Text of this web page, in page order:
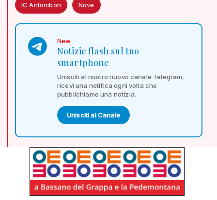
IC Antonibon Nove
New
Notizie flash sul tuo
smartphone
Unisciti al nostro nuovo canale Telegram,
ricevi una notifica ogni volta che
pubblichiamo una notizia.
Unisciti al Canale